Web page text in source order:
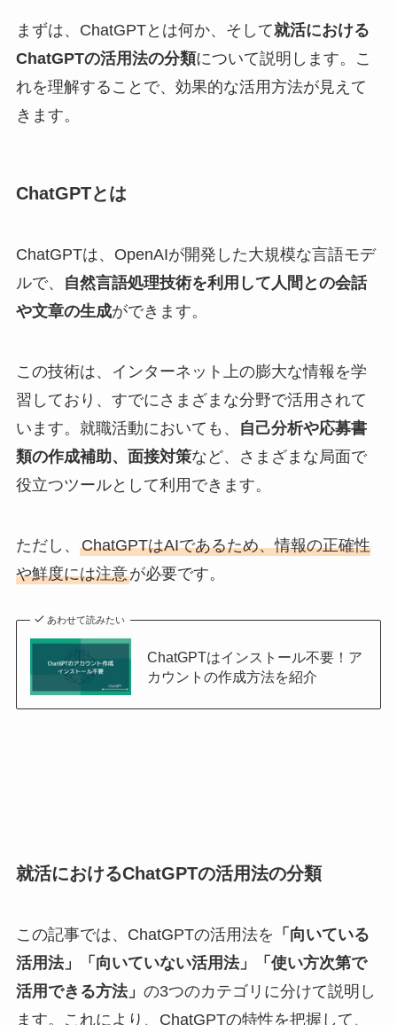
まずは、ChatGPTとは何か、そして就活における
ChatGPTの活用法の分類について説明します。こ
れを理解することで、効果的な活用方法が見えて
きます。
ChatGPTとは
ChatGPTは、OpenAIが開発した大規模な言語モデ
ルで、
自然言語処理技術を利用して人間との会話
や文章の生成ができます。
この技術は、インターネット上の膨大な情報を学
習しており、すでにさまざまな分野で活用されて
います。就職活動においても、
自己分析や応募書
類の作成補助、面接対策など、さまざまな局面で
役立つツールとして利用できます。
ただし、 ChatGPTはAIであるため、情報の正確性
や鮮度には注意が必要です。
あわせて読みたい
ChatGPTはインストール不要！ア
カウントの作成方法を紹介
就活におけるChatGPTの活用法の分類
この記事では、ChatGPTの活用法を 「向いている
活用法」「向いていない活用法」「使い方次第で
活用できる方法」 の3つのカテゴリに分けて説明し
ます。これにより、ChatGPTの特性を把握して、